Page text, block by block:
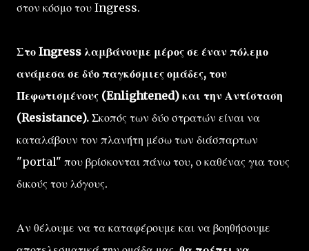
στον κόσμο του Ingress.
Στο Ingress λαμβάνουμε μέρος σε έναν πόλεμο
ανάμεσα σε δύο παγκόσμιες ομάδες, του
Πεφωτισμένους (Enlightened) και την Αντίσταση
(Resistance). Σκοπός των δύο στρατών είναι να
καταλάβουν τον πλανήτη μέσω των διάσπαρτων
"portal" που βρίσκονται πάνω του, ο καθένας για τους
δικούς του λόγους.
Αν θέλουμε να τα καταφέρουμε και να βοηθήσουμε